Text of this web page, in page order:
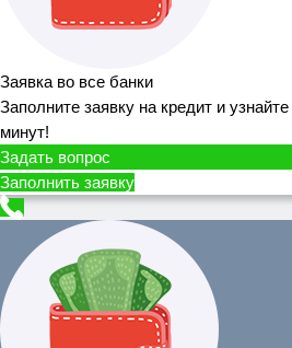
Заявка во все банки
Заполните заявку на кредит и
минут!
Задать вопрос
Заполнить заявку